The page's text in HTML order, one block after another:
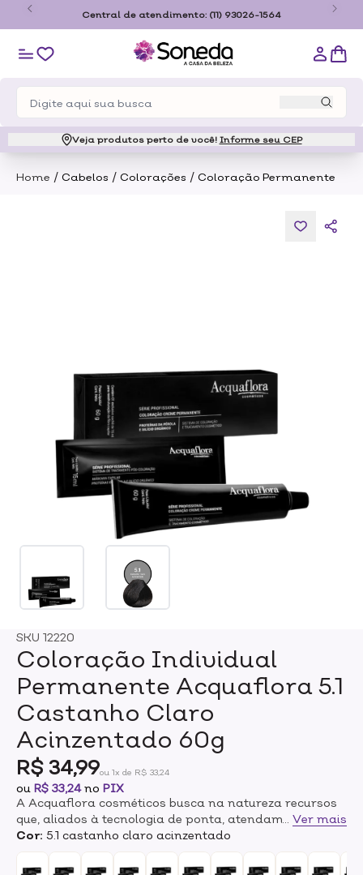
Central de atendimento: (11) 93026-1564
Veja produtos perto de você! Informe seu CEP
Home / Cabelos / Colorações / Coloração Permanente
SKU 12220
Coloração Individual
Permanente Acquaflora 5.1
Castanho Claro
Acinzentado 60g
R$ 34,99ou 1x de R$ 33,24
ou R$ 33,24no PIX
A Acquaflora cosméticos busca na natureza recursos
que, aliados à tecnologia de ponta, atendam seus
desejos de saúde, beleza e bem estar e traz até você o
sistema de Coloração e Tratamento Série Profissional
com Proteínas da Pérola e Silício Orgânico. O resultado
Ver mais
Cor: 5.1 castanho claro acinzentado